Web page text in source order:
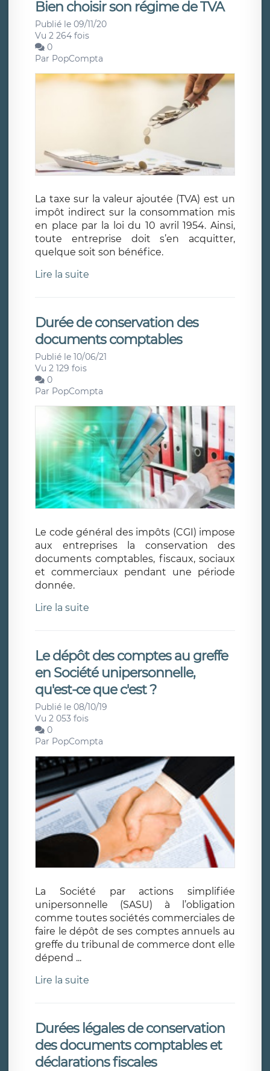
Bien choisir son régime de TVA
Publié le 09/11/20
Vu 2 264 fois
0
Par PopCompta
La taxe sur la valeur ajoutée (TVA) est un
impôt indirect sur la consommation mis
en place par la loi du 10 avril 1954. Ainsi,
toute entreprise doit s’en acquitter,
quelque soit son bénéfice.
Lire la suite
Durée de conservation des
documents comptables
Publié le 10/06/21
Vu 2 129 fois
0
Par PopCompta
Le code général des impôts (CGI) impose
aux entreprises la conservation des
documents comptables, fiscaux, sociaux
et commerciaux pendant une période
donnée.
Lire la suite
Le dépôt des comptes au greffe
en Société unipersonnelle,
qu'est-ce que c'est ?
Publié le 08/10/19
Vu 2 053 fois
0
Par PopCompta
La Société par actions simplifiée
unipersonnelle (SASU) à l’obligation
comme toutes sociétés commerciales de
faire le dépôt de ses comptes annuels au
greffe du tribunal de commerce dont elle
dépend ...
Lire la suite
Durées légales de conservation
des documents comptables et
déclarations fiscales